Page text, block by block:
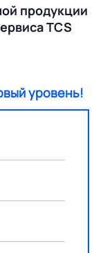
продукции
TCS
уровень!